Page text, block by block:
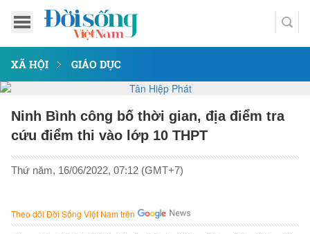
XÃ HỘI GIÁO DỤC
Ninh Bình công bố thời gian, địa điểm tra
cứu điểm thi vào lớp 10 THPT
Thứ năm, 16/06/2022, 07:12 (GMT+7)
Theo dõi Đời Sống Việt Nam trên